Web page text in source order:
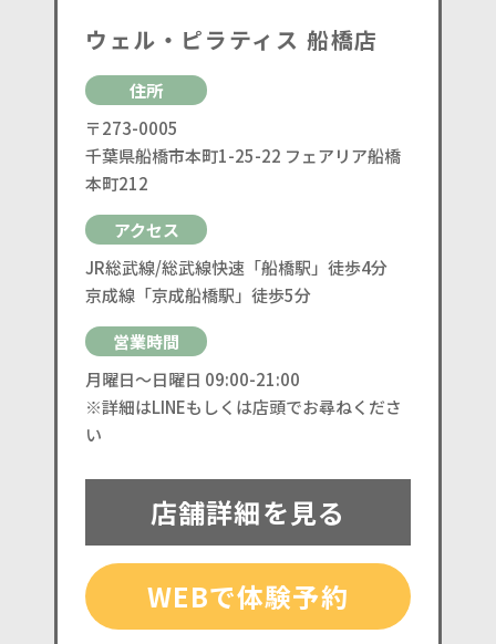
ウェル・ピラティス 船橋店
住所
〒273-0005
千葉県船橋市本町1-25-22 フェアリア船橋
本町212
アクセス
JR総武線/総武線快速「船橋駅」徒歩4分
京成線「京成船橋駅」徒歩5分
営業時間
月曜日〜日曜日 09:00-21:00
※詳細はLINEもしくは店頭でお尋ねくださ
い
店舗詳細を見る
WEBで体験予約